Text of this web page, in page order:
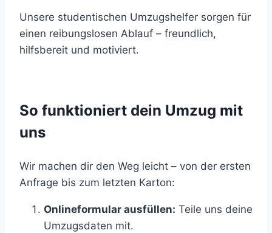
Unsere studentischen Umzugshelfer sorgen für
einen reibungslosen Ablauf – freundlich,
hilfsbereit und motiviert.
So funktioniert dein Umzug mit
uns
Wir machen dir den Weg leicht – von der ersten
Anfrage bis zum letzten Karton:
Onlineformular ausfüllen: Teile uns deine
Umzugsdaten mit.